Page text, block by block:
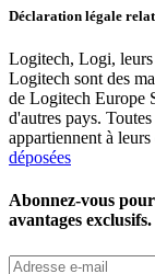
Déclaration légale
Logitech, Logi, leurs
Logitech sont des
de Logitech Europe
d'autres pays.
appartiennent à
déposées
Abonnez-vous
avantages exclusifs.